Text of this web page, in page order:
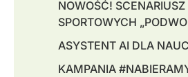
NOWOŚĆ!
SPORTOWYCH
ASYSTENT AI DLA
KAMPANIA